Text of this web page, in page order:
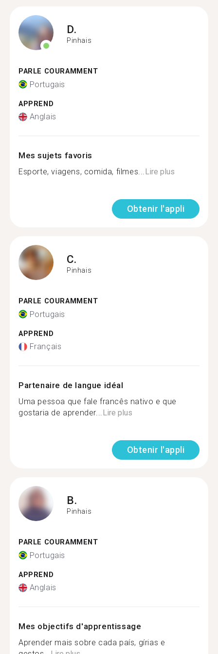
D.
Pinhais
PARLE COURAMMENT
Portugais
APPREND
Anglais
Mes sujets favoris
Esporte, viagens, comida, filmes...Lire plus
Obtenir l'appli
C.
Pinhais
PARLE COURAMMENT
Portugais
APPREND
Français
Partenaire de langue idéal
Uma pessoa que fale francês nativo e que
gostaria de aprender...Lire plus
Obtenir l'appli
B.
Pinhais
PARLE COURAMMENT
Portugais
APPREND
Anglais
Mes objectifs d'apprentissage
Aprender mais sobre cada país, gírias e